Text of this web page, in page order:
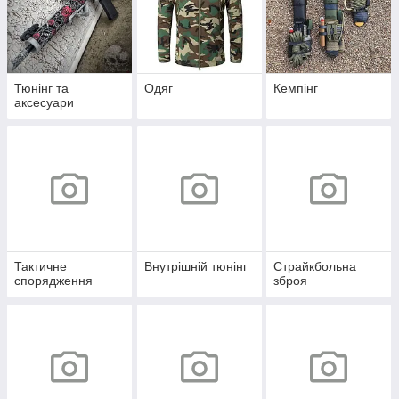
Тюнінг та
аксесуари
Одяг Кемпінг
Тактичне
спорядження
Внутрішній тюнінг
Страйкбольна
зброя